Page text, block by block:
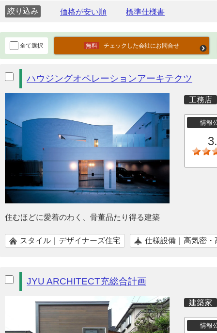
絞り込み
全て選択 チェックした会社にお問合せ
ハウジングオペレーションアーキテクツ
工務店
情報
住むほどに愛着のわく、骨董品たり得る建築
スタイル｜デザイナーズ住宅 仕様設備｜高気密・
JYU ARCHITECT充総合計画
建築家
情報